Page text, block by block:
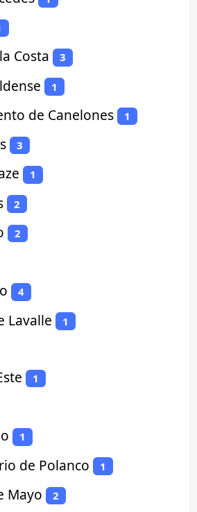
Costa 3
1
de Canelones 1
3
1
2
2
4
Lavalle 1
1
1
de Polanco 1
Mayo 2